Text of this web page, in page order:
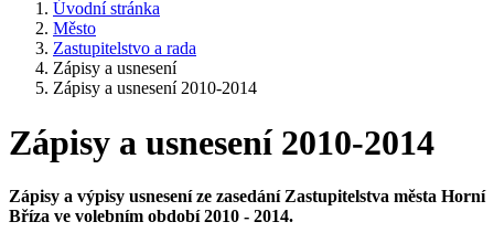
Úvodní stránka
Město
Zastupitelstvo a rada
Zápisy a usnesení
Zápisy a usnesení 2010-2014
Zápisy a usnesení 2010-2014
Zápisy a výpisy usnesení ze zasedání Zastupitelstva města Horní
Bříza ve volebním období 2010 - 2014.